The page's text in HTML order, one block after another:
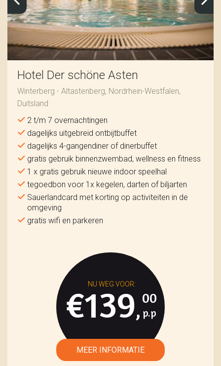
Hotel Der schöne Asten
Winterberg - Altastenberg, Nordrhein-Westfalen,
Duitsland
2 t/m 7 overnachtingen
dagelijks uitgebreid ontbijtbuffet
dagelijks 4-gangendiner of dinerbuffet
gratis gebruik binnenzwembad, wellness en fitness
1 x gratis gebruik nieuwe indoor speelhal
tegoedbon voor 1x kegelen, darten of biljarten
Sauerlandcard met korting op activiteiten in de
omgeving
gratis wifi en parkeren
€139,
00